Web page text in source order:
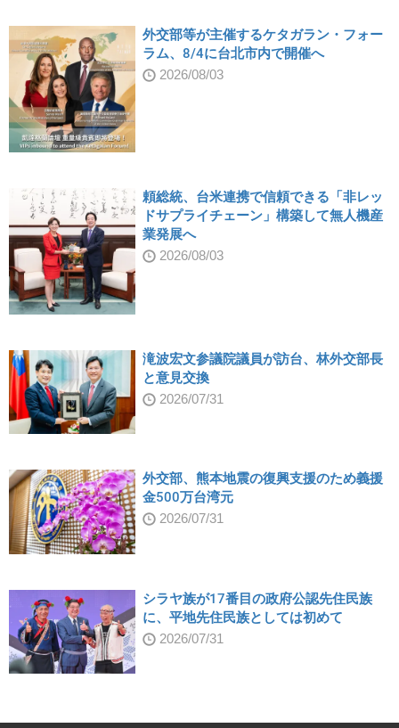
外交部等が主催するケタガラン・フォー
ラム、8/4に台北市内で開催へ
2026/08/03
頼総統、台米連携で信頼できる「非レッ
ドサプライチェーン」構築して無人機産
業発展へ
2026/08/03
滝波宏文参議院議員が訪台、林外交部長
と意見交換
2026/07/31
外交部、熊本地震の復興支援のため義援
金500万台湾元
2026/07/31
シラヤ族が17番目の政府公認先住民族
に、平地先住民族としては初めて
2026/07/31